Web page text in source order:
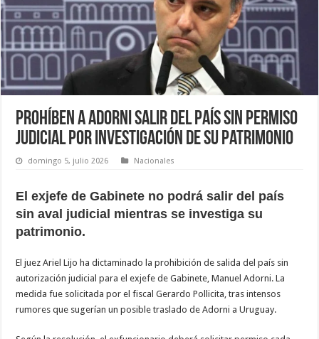
Prohíben a Adorni salir del país sin permiso
judicial por investigación de su patrimonio
domingo 5, julio 2026 Nacionales
El exjefe de Gabinete no podrá salir del país
sin aval judicial mientras se investiga su
patrimonio.
El juez Ariel Lijo ha dictaminado la prohibición de salida del país sin
autorización judicial para el exjefe de Gabinete, Manuel Adorni. La
medida fue solicitada por el fiscal Gerardo Pollicita, tras intensos
rumores que sugerían un posible traslado de Adorni a Uruguay.